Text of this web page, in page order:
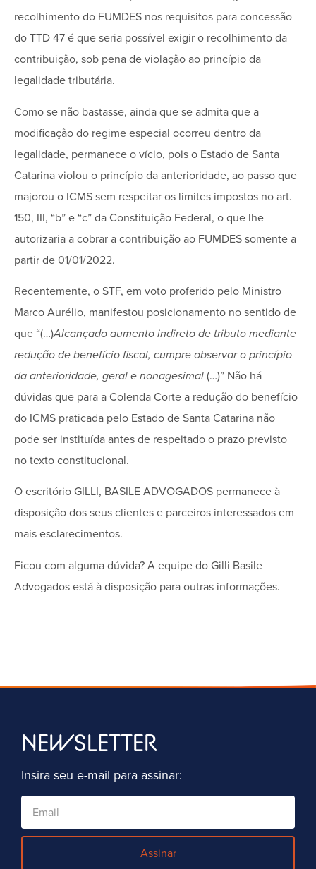
recolhimento do FUMDES nos requisitos para concessão
do TTD 47 é que seria possível exigir o recolhimento da
contribuição, sob pena de violação ao princípio da
legalidade tributária.
Como se não bastasse, ainda que se admita que a
modificação do regime especial ocorreu dentro da
legalidade, permanece o vício, pois o Estado de Santa
Catarina violou o princípio da anterioridade, ao passo que
majorou o ICMS sem respeitar os limites impostos no art.
150, III, “b” e “c” da Constituição Federal, o que lhe
autorizaria a cobrar a contribuição ao FUMDES somente a
partir de 01/01/2022.
Recentemente, o STF, em voto proferido pelo Ministro
Marco Aurélio, manifestou posicionamento no sentido de
que “(…)Alcançado aumento indireto de tributo mediante
redução de benefício fiscal, cumpre observar o princípio
da anterioridade, geral e nonagesimal (…)” Não há
dúvidas que para a Colenda Corte a redução do benefício
do ICMS praticada pelo Estado de Santa Catarina não
pode ser instituída antes de respeitado o prazo previsto
no texto constitucional.
O escritório GILLI, BASILE ADVOGADOS permanece à
disposição dos seus clientes e parceiros interessados em
mais esclarecimentos.
Ficou com alguma dúvida? A equipe do Gilli Basile
Advogados está à disposição para outras informações.
NEWSLETTER
Insira seu e-mail para assinar:
Assinar